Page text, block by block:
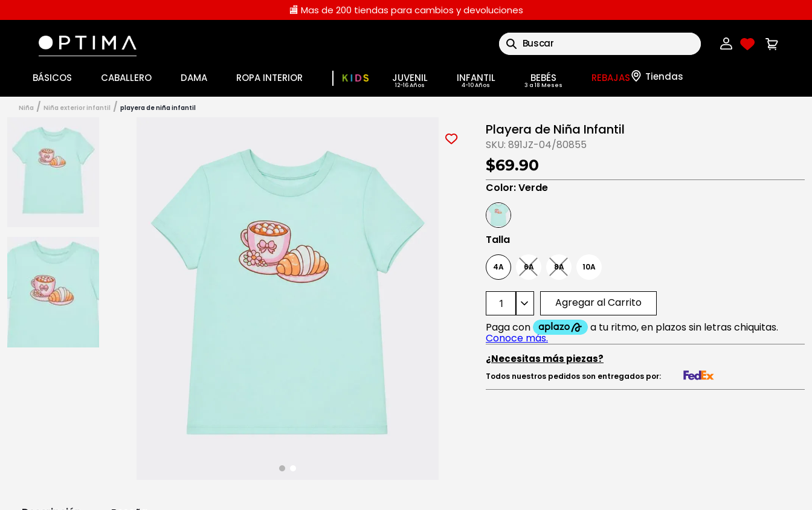
🏬 Mas de 200 tiendas para cambios y devoluciones
Buscar
BÁSICOS CABALLERO DAMA ROPA INTERIOR JUVENIL INFANTIL BEBÉS REBAJAS
niña niña exterior infantil playera de niña infantil
Playera de Niña Infantil
SKU: 891JZ-04/80855
$69.90
Color:Verde
Talla
4A 6A 8A 10A
Agregar al Carrito
¿Necesitas más piezas?
Todos nuestros pedidos son entregados por:
licencia
playeras caballero
playeras dama
4.
spiderman
sudaderas
9
playera polo
playera manga larga